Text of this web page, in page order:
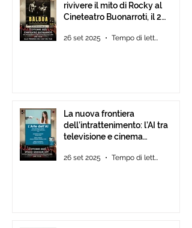
rivivere il mito di Rocky al
Cineteatro Buonarroti, il 2
26 set 2025 Tempo di lettura: 1 min
La nuova frontiera
dell’intrattenimento: l’AI tra
televisione e cinema
26 set 2025 Tempo di lettura: 1 min